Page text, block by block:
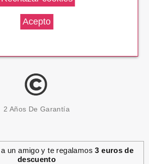
2 Años De Garantía
a un amigo y te regalamos3 euros de
descuento